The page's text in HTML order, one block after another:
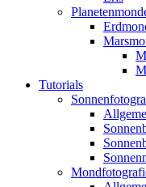
Tutorials